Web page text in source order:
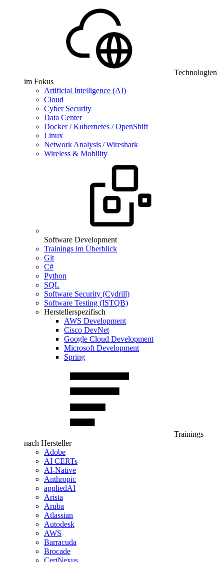
Technologien
im Fokus
Artificial Intelligence (AI)
Cloud
Cyber Security
Data Center
Docker / Kubernetes / OpenShift
Linux
Network Analysis / Wireshark
Wireless & Mobility
Software Development
Trainings im Überblick
Git
C#
Python
SQL
Software Security (Cydrill)
Software Testing (ISTQB)
Herstellerspezifisch
AWS Development
Cisco DevNet
Google Cloud Development
Microsoft Development
Spring
Trainings
nach Hersteller
Adobe
AI CERTs
AI-Native
Anthropic
appliedAI
Arista
Aruba
Atlassian
Autodesk
AWS
Barracuda
Brocade
CertNexus